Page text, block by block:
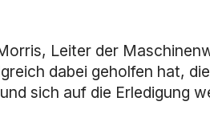
Leiter der
dabei geholfen hat,
sich auf die Erledigung